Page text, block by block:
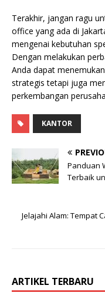
Terakhir, jangan ragu
office yang ada di
mengenai kebutuhan
Dengan melakukan
Anda dapat
strategis tetapi juga
perkembangan
KANTOR
Panduan
Terbaik
Jelajahi Alam: Tempat
ARTIKEL TERBARU